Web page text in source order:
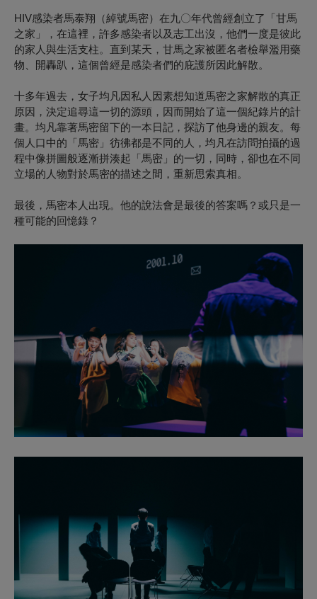
HIV感染者馬泰翔（綽號馬密）在九〇年代曾經創立了「甘馬
之家」，在這裡，許多感染者以及志工出沒，他們一度是彼此
的家人與生活支柱。直到某天，甘馬之家被匿名者檢舉濫用藥
物、開轟趴，這個曾經是感染者們的庇護所因此解散。
十多年過去，女子均凡因私人因素想知道馬密之家解散的真正
原因，決定追尋這一切的源頭，因而開始了這一個紀錄片的計
畫。均凡靠著馬密留下的一本日記，探訪了他身邊的親友。每
個人口中的「馬密」彷彿都是不同的人，均凡在訪問拍攝的過
程中像拼圖般逐漸拼湊起「馬密」的一切，同時，卻也在不同
立場的人物對於馬密的描述之間，重新思索真相。
最後，馬密本人出現。他的說法會是最後的答案嗎？或只是一
種可能的回憶錄？